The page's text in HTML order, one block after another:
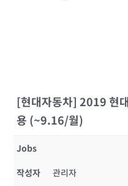
[현대자동차] 2019 현
용 (~9.16/월)
Jobs
작성자
관리자